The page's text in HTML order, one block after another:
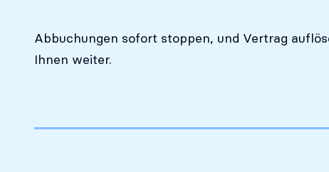
Abbuchungen sofort stoppen, und Vertrag
Ihnen weiter.